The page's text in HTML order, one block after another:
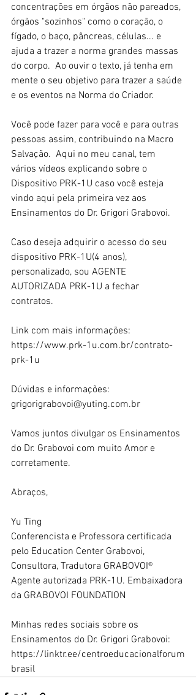
concentrações em órgãos não pareados,
órgãos "sozinhos" como o coração, o
fígado, o baço, pâncreas, células... e
ajuda a trazer a norma grandes massas
do corpo.  Ao ouvir o texto, já tenha em
mente o seu objetivo para trazer a saúde
e os eventos na Norma do Criador.
Você pode fazer para você e para outras
pessoas assim, contribuindo na Macro
Salvação.  Aqui no meu canal, tem
vários vídeos explicando sobre o
Dispositivo PRK-1U caso você esteja
vindo aqui pela primeira vez aos
Ensinamentos do Dr. Grigori Grabovoi.
Caso deseja adquirir o acesso do seu
dispositivo PRK-1U(4 anos),
personalizado, sou AGENTE
AUTORIZADA PRK-1U a fechar
contratos.
Link com mais informações:
https://www.prk-1u.com.br/contrato-
prk-1u
Dúvidas e informações:
grigorigrabovoi@yuting.com.br
Vamos juntos divulgar os Ensinamentos
do Dr. Grabovoi com muito Amor e
corretamente.
Abraços,
Yu Ting
Conferencista e Professora certificada
pelo Education Center Grabovoi,
Consultora, Tradutora GRABOVOI®
Agente autorizada PRK-1U. Embaixadora
da GRABOVOI FOUNDATION
Minhas redes sociais sobre os
Ensinamentos do Dr. Grigori Grabovoi:
https://linktr.ee/centroeducacionalforum
brasil